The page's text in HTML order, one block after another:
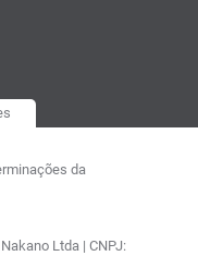
da
Ltda | CNPJ: